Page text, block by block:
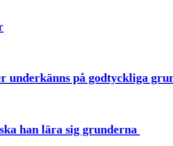
underkänns på godtyckliga
han lära sig grunderna